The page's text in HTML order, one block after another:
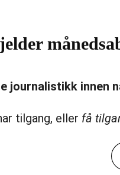
journalistikk innen
tilgang, eller få